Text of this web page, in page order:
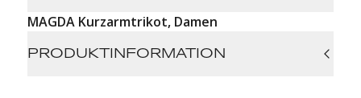
MAGDA Kurzarmtrikot, Damen
PRODUKTINFORMATION